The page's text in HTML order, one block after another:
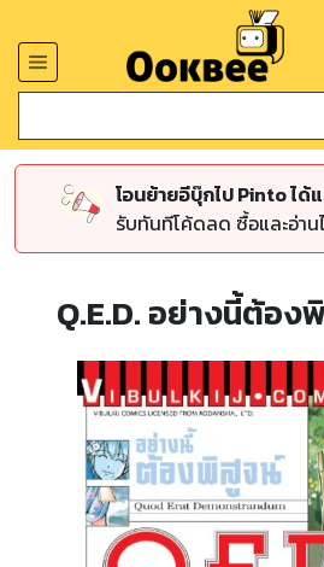
โอนย้ายอีบุ๊กไป Pinto ได้
รับทันทีโค้ดลด ซื้อและอ่า
Q.E.D. อย่างนี้ต้อง